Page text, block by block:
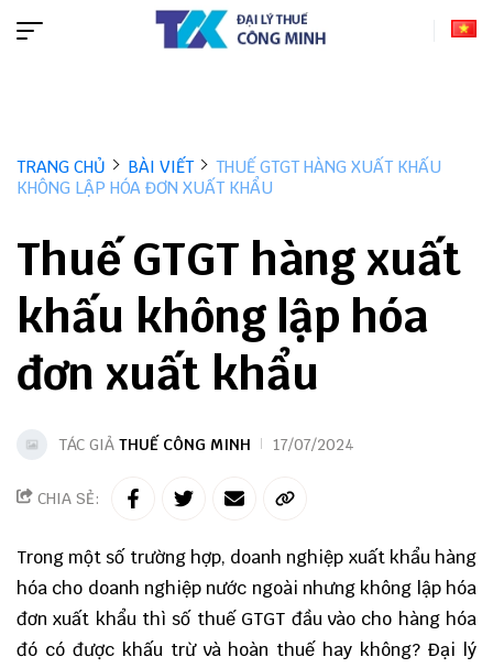
TRANG CHỦ BÀI VIẾT
THUẾ GTGT HÀNG XUẤT KHẤU
KHÔNG LẬP HÓA ĐƠN XUẤT KHẨU
Thuế GTGT hàng xuất
khấu không lập hóa
đơn xuất khẩu
TÁC GIẢ THUẾ CÔNG MINH 17/07/2024
CHIA SẺ:
Trong một số trường hợp, doanh nghiệp xuất khẩu hàng
hóa cho doanh nghiệp nước ngoài nhưng không lập hóa
đơn xuất khẩu thì số thuế GTGT đầu vào cho hàng hóa
đó có được khấu trừ và hoàn thuế hay không?Đại lý